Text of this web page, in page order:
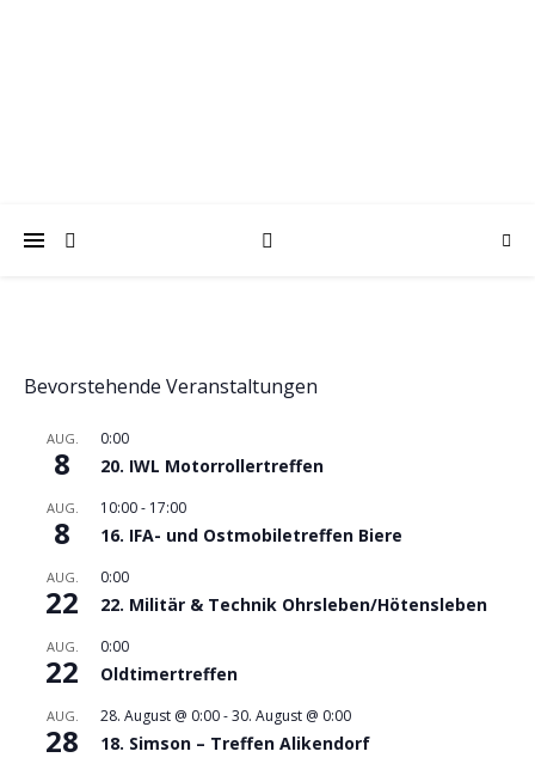
Bevorstehende Veranstaltungen
AUG.
8
0:00
20. IWL Motorrollertreffen
AUG.
8
10:00- 17:00
16. IFA- und Ostmobiletreffen Biere
AUG.
22
0:00
22. Militär & Technik Ohrsleben/Hötensleben
AUG.
22
0:00
Oldtimertreffen
AUG.
28
28. August @ 0:00-30. August @ 0:00
18. Simson – Treffen Alikendorf